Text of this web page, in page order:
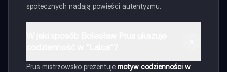
społecznych nadają powieści autentyzmu.
Prus mistrzowsko prezentuje motyw codzienności w